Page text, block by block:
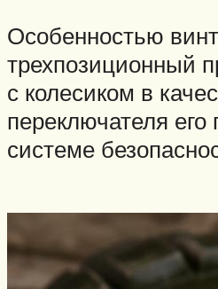
Особенностью
трехпозиционный
с колесиком в
переключателя
системе